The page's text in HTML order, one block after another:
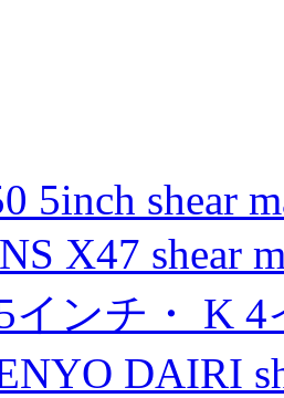
5inch shear
X47 shear
インチ・ K
DAIRI